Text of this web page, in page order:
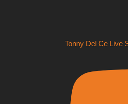
Tonny Del Ce Live